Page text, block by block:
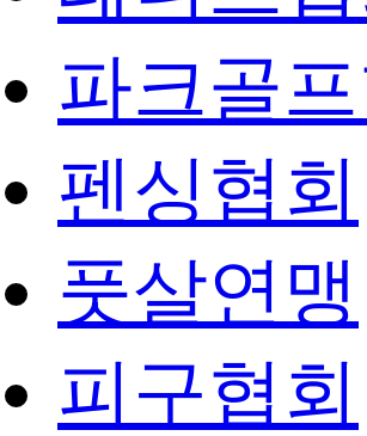
파크골
펜싱협회
풋살연맹
피구협회